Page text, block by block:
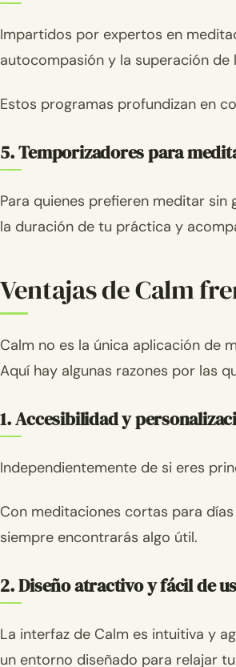
Impartidos por expertos en
autocompasión y la superación de
Estos programas profundizan en
5. Temporizadores para
Para quienes prefieren meditar
la duración de tu práctica y
Ventajas de Calm
Calm no es la única aplicación de
Aquí hay algunas razones por las
1. Accesibilidad y
Independientemente de si eres
Con meditaciones cortas para
siempre encontrarás algo útil.
2. Diseño atractivo y fácil de
La interfaz de Calm es intuitiva y
un entorno diseñado para relajar